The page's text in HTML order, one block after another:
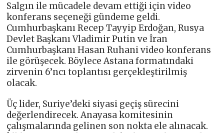
Salgın ile mücadele devam ettiği için video
konferans seçeneği gündeme geldi.
Cumhurbaşkanı Recep Tayyip Erdoğan, Rusya
Devlet Başkanı Vladimir Putin ve İran
Cumhurbaşkanı Hasan Ruhani video konferans
ile görüşecek. Böylece Astana formatındaki
zirvenin 6’ncı toplantısı gerçekleştirilmiş
olacak.
Üç lider, Suriye’deki siyasi geçiş sürecini
değerlendirecek. Anayasa komitesinin
çalışmalarında gelinen son nokta ele alınacak.